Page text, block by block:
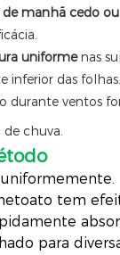
de manhã cedo
uniformenas
inferior das folhas.
durante ventos
de chuva.
tem
para